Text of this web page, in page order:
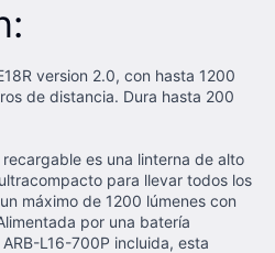
version 2.0, con hasta 1200
de distancia. Dura hasta 200
recargable es una linterna de alto
para llevar todos los
máximo de 1200 lúmenes con
por una batería
L16-700P incluida, esta